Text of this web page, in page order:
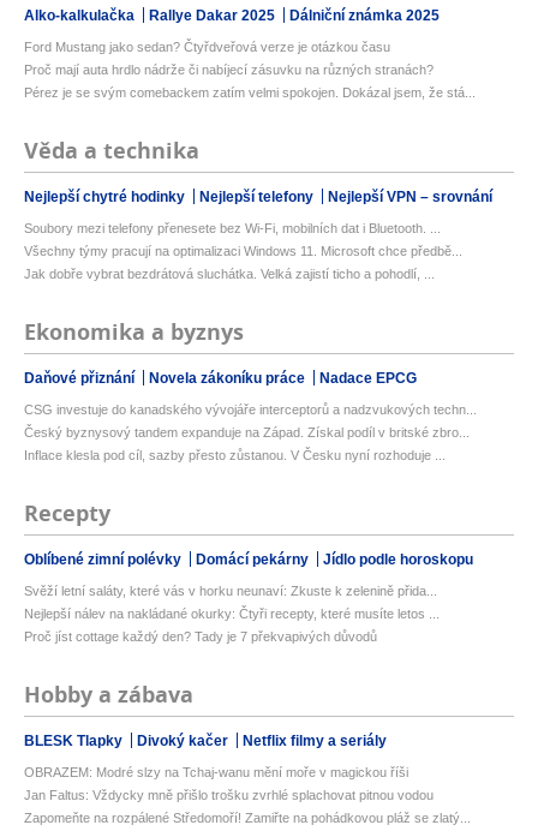
Alko-kalkulačka Rallye Dakar 2025 Dálniční známka 2025
Ford Mustang jako sedan? Čtyřdveřová verze je otázkou času
Proč mají auta hrdlo nádrže či nabíjecí zásuvku na různých stranách?
Pérez je se svým comebackem zatím velmi spokojen. Dokázal jsem, že stá...
Věda a technika
Nejlepší chytré hodinky Nejlepší telefony Nejlepší VPN – srovnání
Soubory mezi telefony přenesete bez Wi-Fi, mobilních dat i Bluetooth. ...
Všechny týmy pracují na optimalizaci Windows 11. Microsoft chce předbě...
Jak dobře vybrat bezdrátová sluchátka. Velká zajistí ticho a pohodlí, ...
Ekonomika a byznys
Daňové přiznání Novela zákoníku práce Nadace EPCG
CSG investuje do kanadského vývojáře interceptorů a nadzvukových techn...
Český byznysový tandem expanduje na Západ. Získal podíl v britské zbro...
Inflace klesla pod cíl, sazby přesto zůstanou. V Česku nyní rozhoduje ...
Recepty
Oblíbené zimní polévky Domácí pekárny Jídlo podle horoskopu
Svěží letní saláty, které vás v horku neunaví: Zkuste k zelenině přida...
Nejlepší nálev na nakládané okurky: Čtyři recepty, které musíte letos ...
Proč jíst cottage každý den? Tady je 7 překvapivých důvodů
Hobby a zábava
BLESK Tlapky Divoký kačer Netflix filmy a seriály
OBRAZEM: Modré slzy na Tchaj-wanu mění moře v magickou říši
Jan Faltus: Vždycky mně přišlo trošku zvrhlé splachovat pitnou vodou
Zapomeňte na rozpálené Středomoří! Zamiřte na pohádkovou pláž se zlatý...